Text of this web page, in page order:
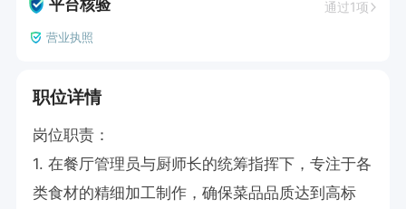
平台核验 通过1项
营业执照
职位详情
岗位职责：
1. 在餐厅管理员与厨师长的统筹指挥下，专注于各
类食材的精细加工制作，确保菜品品质达到高标